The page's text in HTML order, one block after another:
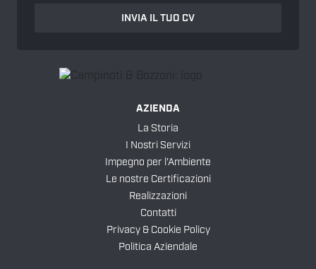
INVIA IL TUO CV
AZIENDA
La Storia
I Nostri Servizi
Impegno per l'Ambiente
Le nostre Certificazioni
Realizzazioni
Contatti
Privacy & Cookie Policy
Politica Aziendale